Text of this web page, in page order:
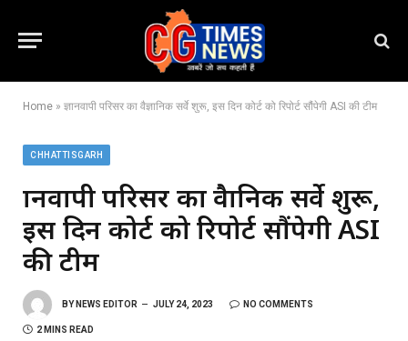
Home » ज्ञानवापी परिसर का वैज्ञानिक सर्वे शुरू, इस दिन कोर्ट को रिपोर्ट सौंपेगी ASI की टीम
CHHATTISGARH
ज्ञानवापी परिसर का वैज्ञानिक सर्वे शुरू,
इस दिन कोर्ट को रिपोर्ट सौंपेगी ASI
की टीम
BY NEWS EDITOR JULY 24, 2023 NO COMMENTS
2 MINS READ